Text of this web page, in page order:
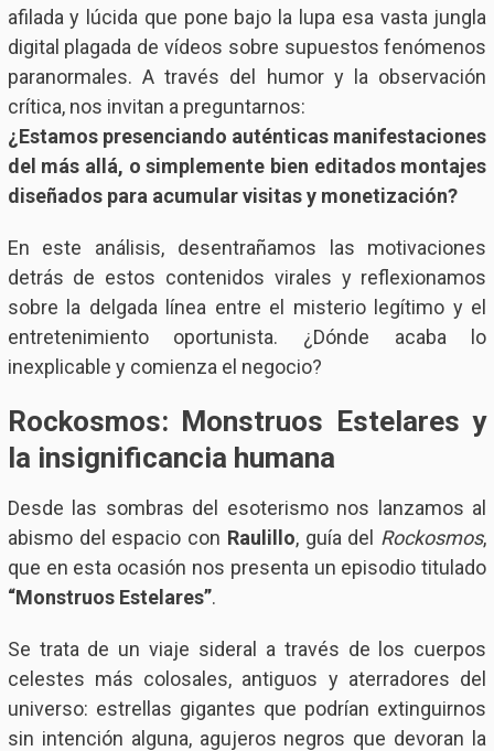
afilada y lúcida que pone bajo la lupa esa vasta jungla
digital plagada de vídeos sobre supuestos fenómenos
paranormales. A través del humor y la observación
crítica, nos invitan a preguntarnos:
¿Estamos presenciando auténticas manifestaciones
del más allá, o simplemente bien editados montajes
diseñados para acumular visitas y monetización?
En este análisis, desentrañamos las motivaciones
detrás de estos contenidos virales y reflexionamos
sobre la delgada línea entre el misterio legítimo y el
entretenimiento oportunista. ¿Dónde acaba lo
inexplicable y comienza el negocio?
Rockosmos: Monstruos Estelares y
la insignificancia humana
Desde las sombras del esoterismo nos lanzamos al
abismo del espacio con Raulillo, guía del Rockosmos,
que en esta ocasión nos presenta un episodio titulado
“Monstruos Estelares”.
Se trata de un viaje sideral a través de los cuerpos
celestes más colosales, antiguos y aterradores del
universo: estrellas gigantes que podrían extinguirnos
sin intención alguna, agujeros negros que devoran la